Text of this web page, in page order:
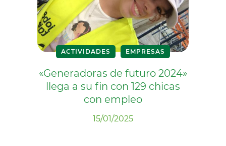
ACTIVIDADES EMPRESAS
«Generadoras de futuro 2024»
llega a su fin con 129 chicas
con empleo
15/01/2025